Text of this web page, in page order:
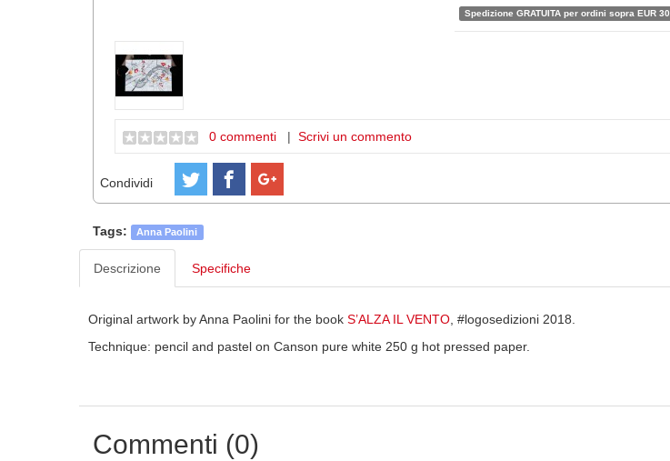
Spedizione GRATUITA per ordini sopra EUR 30
0 commenti | Scrivi un commento
Condividi
Tags: Anna Paolini
Descrizione Specifiche
Original artwork by Anna Paolini for the book S’ALZA IL VENTO, #logosedizioni 2018.
Technique: pencil and pastel on Canson pure white 250 g hot pressed paper.
Commenti (0)